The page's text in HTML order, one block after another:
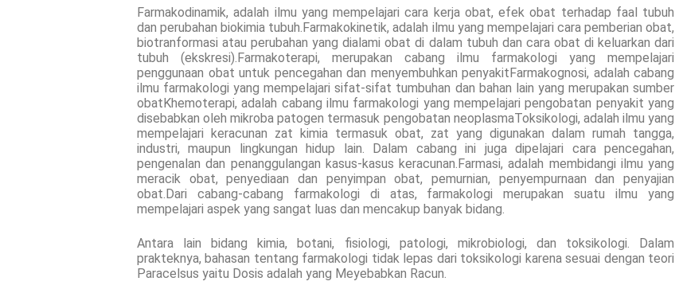
Farmakodinamik, adalah ilmu yang mempelajari cara kerja obat, efek obat terhadap faal tubuh
dan perubahan biokimia tubuh.Farmakokinetik, adalah ilmu yang mempelajari cara pemberian obat,
biotranformasi atau perubahan yang dialami obat di dalam tubuh dan cara obat di keluarkan dari
tubuh (ekskresi).Farmakoterapi, merupakan cabang ilmu farmakologi yang mempelajari
penggunaan obat untuk pencegahan dan menyembuhkan penyakitFarmakognosi, adalah cabang
ilmu farmakologi yang mempelajari sifat-sifat tumbuhan dan bahan lain yang merupakan sumber
obatKhemoterapi, adalah cabang ilmu farmakologi yang mempelajari pengobatan penyakit yang
disebabkan oleh mikroba patogen termasuk pengobatan neoplasmaToksikologi, adalah ilmu yang
mempelajari keracunan zat kimia termasuk obat, zat yang digunakan dalam rumah tangga,
industri, maupun lingkungan hidup lain. Dalam cabang ini juga dipelajari cara pencegahan,
pengenalan dan penanggulangan kasus-kasus keracunan.Farmasi, adalah membidangi ilmu yang
meracik obat, penyediaan dan penyimpan obat, pemurnian, penyempurnaan dan penyajian
obat.Dari cabang-cabang farmakologi di atas, farmakologi merupakan suatu ilmu yang
mempelajari aspek yang sangat luas dan mencakup banyak bidang.
Antara lain bidang kimia, botani, fisiologi, patologi, mikrobiologi, dan toksikologi. Dalam
prakteknya, bahasan tentang farmakologi tidak lepas dari toksikologi karena sesuai dengan teori
Paracelsus yaitu Dosis adalah yang Meyebabkan Racun.